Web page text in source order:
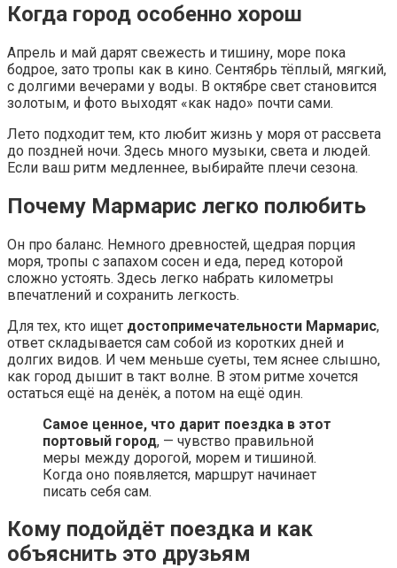
Когда город особенно хорош
Апрель и май дарят свежесть и тишину, море пока
бодрое, зато тропы как в кино. Сентябрь тёплый, мягкий,
с долгими вечерами у воды. В октябре свет становится
золотым, и фото выходят «как надо» почти сами.
Лето подходит тем, кто любит жизнь у моря от рассвета
до поздней ночи. Здесь много музыки, света и людей.
Если ваш ритм медленнее, выбирайте плечи сезона.
Почему Мармарис легко полюбить
Он про баланс. Немного древностей, щедрая порция
моря, тропы с запахом сосен и еда, перед которой
сложно устоять. Здесь легко набрать километры
впечатлений и сохранить легкость.
Для тех, кто ищет достопримечательности Мармарис,
ответ складывается сам собой из коротких дней и
долгих видов. И чем меньше суеты, тем яснее слышно,
как город дышит в такт волне. В этом ритме хочется
остаться ещё на денёк, а потом на ещё один.
Самое ценное, что дарит поездка в этот
портовый город, — чувство правильной
меры между дорогой, морем и тишиной.
Когда оно появляется, маршрут начинает
писать себя сам.
Кому подойдёт поездка и как
объяснить это друзьям